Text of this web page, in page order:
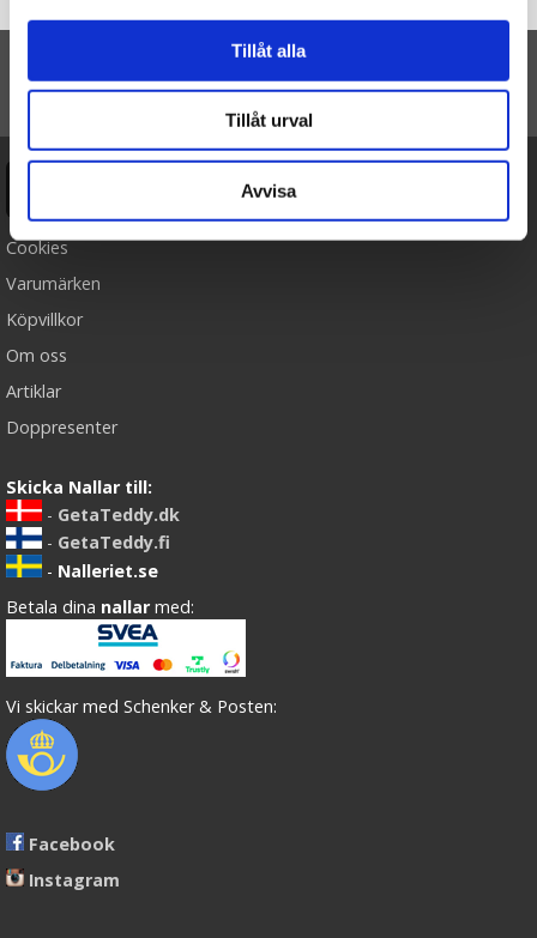
Tillåt alla
Tillåt urval
Avvisa
TILL TOPPEN
Cookies
Varumärken
Köpvillkor
Om oss
Artiklar
Doppresenter
Skicka Nallar till:
- GetaTeddy.dk
- GetaTeddy.fi
- Nalleriet.se
Betala dina nallar med:
Vi skickar med Schenker & Posten:
Facebook
Instagram